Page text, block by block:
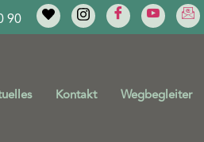
90
Kontakt Wegbegleiter